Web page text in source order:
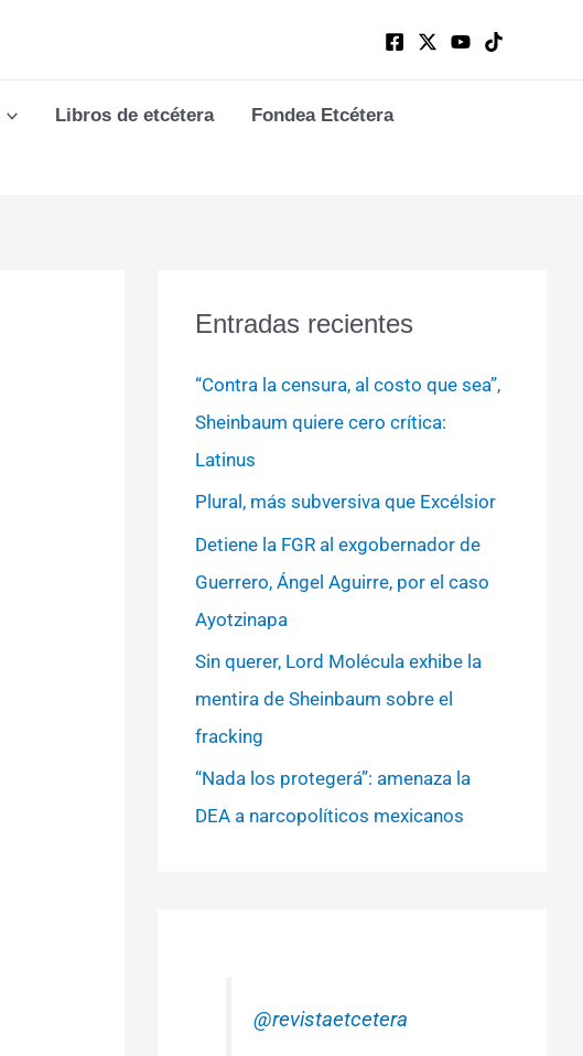
Libros de etcétera Fondea Etcétera
Entradas recientes
“Contra la censura, al costo que sea”,
Sheinbaum quiere cero crítica:
Latinus
Plural, más subversiva que Excélsior
Detiene la FGR al exgobernador de
Guerrero, Ángel Aguirre, por el caso
Ayotzinapa
Sin querer, Lord Molécula exhibe la
mentira de Sheinbaum sobre el
fracking
“Nada los protegerá”: amenaza la
DEA a narcopolíticos mexicanos
@revistaetcetera